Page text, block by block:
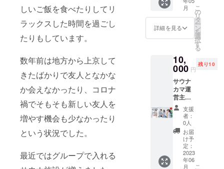
しいご飯を食べたりしてリ
ラックスした時間を過ごし
たりもしています。
数年前は地方から上京して
きたばかりで友人となかな
か会えなかったり、コロナ
禍でそもそも新しい友人を
増やす機会も少なかったり
という状況でした。
最近ではグループで入れる
タイプ
の指定
ませ
ん。 ・
も、
チェッ
クアウ
トの時
間は変
わりま
せん。
※店舗ま
での交
通費は
別途必
要とな
りま
す。 ※
料無
料） サ
連外広
告表
員カー
ドはイ
メージ
であ
り、マ
イペー
ジにて
デジタ
ル会員
カード
として
表記す
る予定
です。
なって
おりま
す。 ・
男女で
ん。 ・
11:30~
女性の
お客
様、
15:15~
23:00は
男性の
お客様
のご案
内とな
りま
す。(最
月まで
各月１
で開催
いたし
■開催
2023年
4月15日
(土)14:0
0〜
17:00
薪サウ
ナ＆浅
草もん
じゃ鉄
板焼き
・10名
までの
定員に
なりま
員権
都内
（浅
草）の
サウナ
＆ラウ
設にて
「サウ
ナ＋サ
飯」付
きのサ
ウナ
パー
ティー
(通称：
サウ
パ）を
2023年
4月〜6
月まで
月
詳細を見る
こ
の
リ
タ
ー
ン
を
選
択
す
る
10,
000 円
残り10
サウナ
カマ運
営主催
イベン
ト参加
券＋サ
ウナカ
マアプ
リBSC
年間会
員権
支援
者：
0人
お届
け予
定：
2023
年06
月
こ